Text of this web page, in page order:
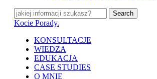
Search
Close
Kocie Porady.
search
Menu
KONSULTACJE
WIEDZA
EDUKACJA
CASE STUDIES
O MNIE